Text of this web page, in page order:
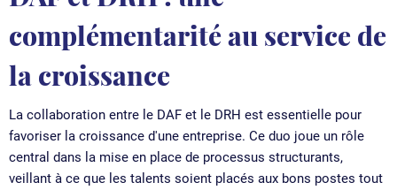
complémentarité au service de
la croissance
La collaboration entre le DAF et le DRH est essentielle pour
favoriser la croissance d'une entreprise. Ce duo joue un rôle
central dans la mise en place de processus structurants,
veillant à ce que les talents soient placés aux bons postes tout